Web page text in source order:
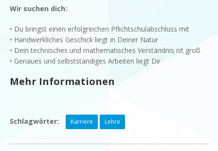
Wir suchen dich:
• Du bringst einen erfolgreichen Pflichtschulabschluss mit
• Handwerkliches Geschick liegt in Deiner Natur
• Dein technisches und mathematisches Verständnis ist groß
• Genaues und selbstständiges Arbeiten liegt Dir
Mehr Informationen
Schlagwörter: Karriere Lehre